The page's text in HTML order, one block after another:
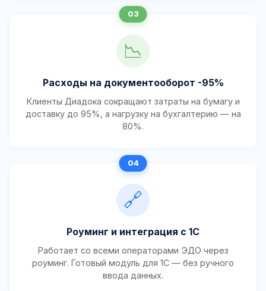
📉
Расходы на документооборот -95%
Клиенты Диадока сокращают затраты на бумагу и
доставку до 95%, а нагрузку на бухгалтерию — на
80%.
🔗
Роуминг и интеграция с 1С
Работает со всеми операторами ЭДО через
роуминг. Готовый модуль для 1С — без ручного
ввода данных.